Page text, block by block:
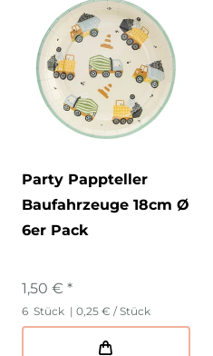
Party Pappteller
Baufahrzeuge 18cm Ø
6er Pack
1,50 € *
6 Stück | 0,25 € / Stück